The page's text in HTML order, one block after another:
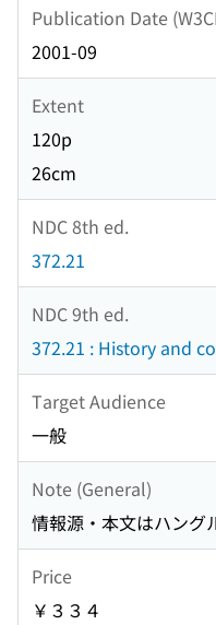
Publication Date
2001-09
Extent
120p
26cm
NDC 8th ed.
372.21
NDC 9th ed.
372.21 : History and
Target Audience
一般
Note (General)
情報源・本文はハング
Price
￥３３４